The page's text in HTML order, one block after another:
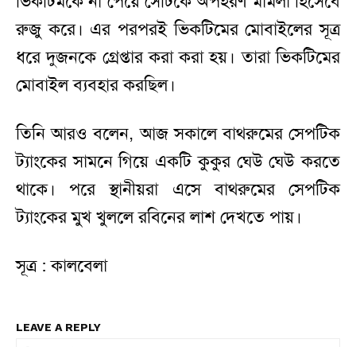
রুজু করে। এর পরপরই ভিকটিমের মোবাইলের সূত্র
ধরে দুজনকে গ্রেপ্তার করা করা হয়। তারা ভিকটিমের
মোবাইল ব্যবহার করছিল।
তিনি আরও বলেন, আজ সকালে বাথরুমের সেপটিক
ট্যাংকের সামনে গিয়ে একটি কুকুর ঘেউ ঘেউ করতে
থাকে। পরে স্থানীয়রা এসে বাথরুমের সেপটিক
ট্যাংকের মুখ খুললে রবিনের লাশ দেখতে পায়।
সূত্র : কালবেলা
LEAVE A REPLY